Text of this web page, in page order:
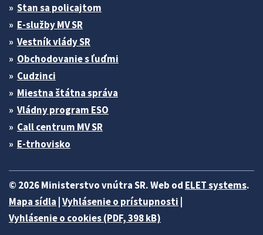
Stan sa policajtom
E-služby MV SR
Vestník vlády SR
Obchodovanie s ľuďmi
Cudzinci
Miestna štátna správa
Vládny program ESO
Call centrum MV SR
E-trhovisko
© 2026 Ministerstvo vnútra SR. Web od ELET systems.
Mapa sídla Vyhlásenie o prístupnosti
Vyhlásenie o cookies (PDF, 398 kB)